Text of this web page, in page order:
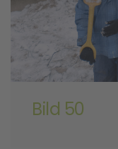
Bild 50